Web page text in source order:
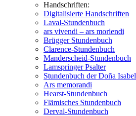
Handschriften:
Digitalisierte Handschriften
Laval-Stundenbuch
ars vivendi – ars moriendi
Brügger Stundenbuch
Clarence-Stundenbuch
Manderscheid-Stundenbuch
Lamspringer Psalter
Stundenbuch der Doña Isabel
Ars memorandi
Hearst-Stundenbuch
Flämisches Stundenbuch
Derval-Stundenbuch